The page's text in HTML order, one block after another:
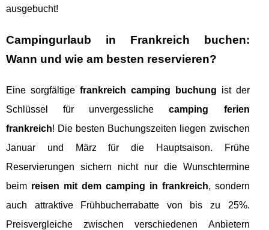
ausgebucht!
Campingurlaub in Frankreich buchen:
Wann und wie am besten reservieren?
Eine sorgfältige frankreich camping buchung ist der
Schlüssel für unvergesslichecamping ferien
frankreich! Die besten Buchungszeiten liegen zwischen
Januar und März für die Hauptsaison. Frühe
Reservierungen sichern nicht nur die Wunschtermine
beim reisen mit dem camping in frankreich, sondern
auch attraktive Frühbucherrabatte von bis zu 25%.
Preisvergleiche zwischen verschiedenen Anbietern